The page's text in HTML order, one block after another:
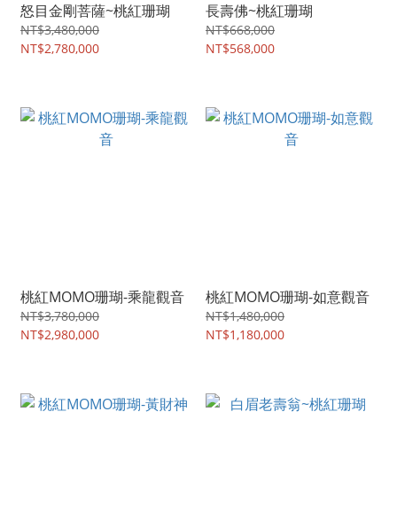
怒目金剛菩薩~桃紅珊瑚
NT$3,480,000
NT$2,780,000
長壽佛~桃紅珊瑚
NT$668,000
NT$568,000
桃紅MOMO珊瑚-乘龍觀音
NT$3,780,000
NT$2,980,000
桃紅MOMO珊瑚-如意觀音
NT$1,480,000
NT$1,180,000